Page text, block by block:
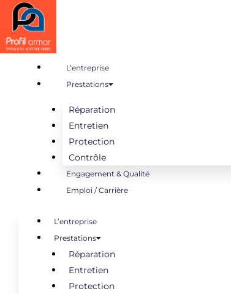
Aller
contenu
L’entreprise
Prestations
Réparation
Entretien
Protection
Contrôle
Engagement & Qualité
Emploi / Carrière
L’entreprise
Prestations
Réparation
Entretien
Protection